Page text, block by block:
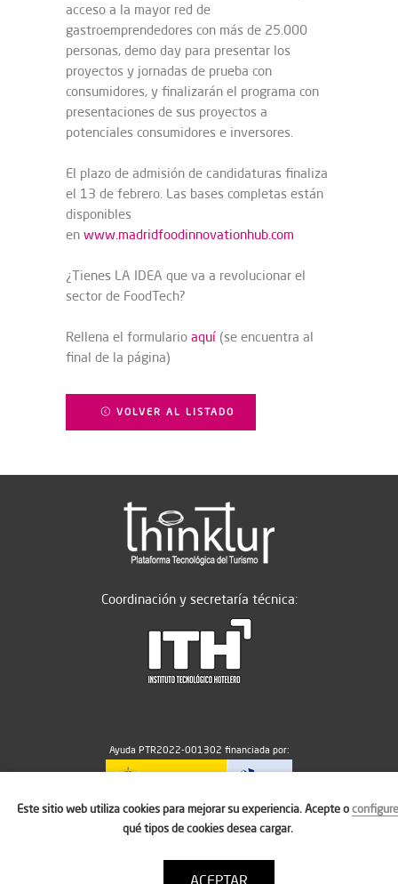
acceso a la mayor red de
gastroemprendedores con más de 25.000
personas, demo day para presentar los
proyectos y jornadas de prueba con
consumidores, y finalizarán el programa con
presentaciones de sus proyectos a
potenciales consumidores e inversores.
El plazo de admisión de candidaturas finaliza
el 13 de febrero. Las bases completas están
disponibles
en www.madridfoodinnovationhub.com
¿Tienes LA IDEA que va a revolucionar el
sector de FoodTech?
Rellena el formulario aquí (se encuentra al
final de la página)
VOLVER AL LISTADO
Coordinación y secretaría técnica:
Ayuda PTR2022-001302 financiada por:
MICIU/AEI/10.13039/501100011033
Este sitio web utiliza cookies para mejorar su experiencia. Acepte oconfigure
qué tipos de cookies desea cargar.
ACEPTAR